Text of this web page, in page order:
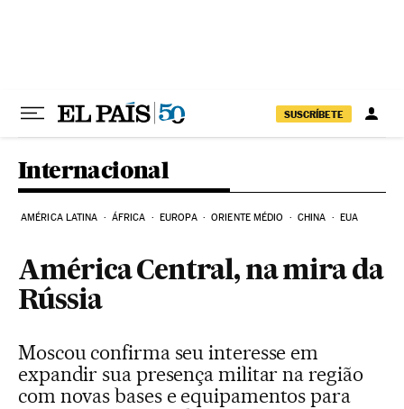
SUSCRÍBETE
Internacional
AMÉRICA LATINA ÁFRICA EUROPA ORIENTE MÉDIO CHINA EUA
América Central, na mira da
Rússia
Moscou confirma seu interesse em
expandir sua presença militar na região
com novas bases e equipamentos para